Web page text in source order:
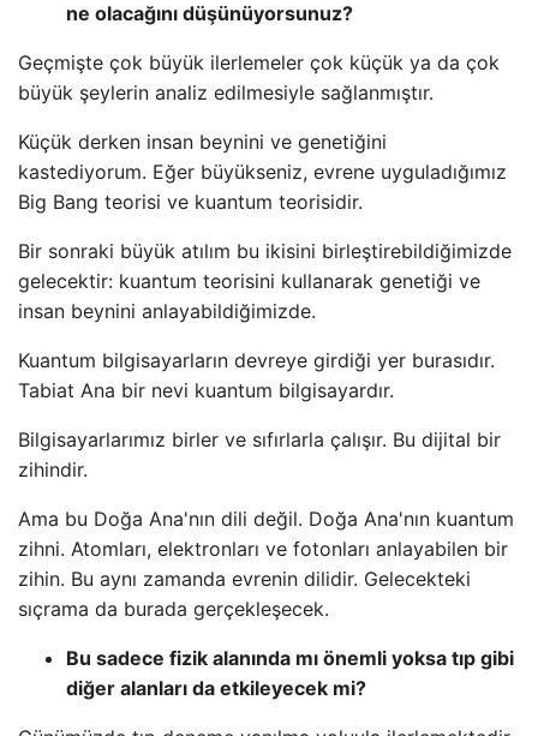
ne olacağını düşünüyorsunuz?
Geçmişte çok büyük ilerlemeler çok küçük ya da çok
büyük şeylerin analiz edilmesiyle sağlanmıştır.
Küçük derken insan beynini ve genetiğini
kastediyorum. Eğer büyükseniz, evrene uyguladığımız
Big Bang teorisi ve kuantum teorisidir.
Bir sonraki büyük atılım bu ikisini birleştirebildiğimizde
gelecektir: kuantum teorisini kullanarak genetiği ve
insan beynini anlayabildiğimizde.
Kuantum bilgisayarların devreye girdiği yer burasıdır.
Tabiat Ana bir nevi kuantum bilgisayardır.
Bilgisayarlarımız birler ve sıfırlarla çalışır. Bu dijital bir
zihindir.
Ama bu Doğa Ana'nın dili değil. Doğa Ana'nın kuantum
zihni. Atomları, elektronları ve fotonları anlayabilen bir
zihin. Bu aynı zamanda evrenin dilidir. Gelecekteki
sıçrama da burada gerçekleşecek.
Bu sadece fizik alanında mı önemli yoksa tıp gibi
diğer alanları da etkileyecek mi?